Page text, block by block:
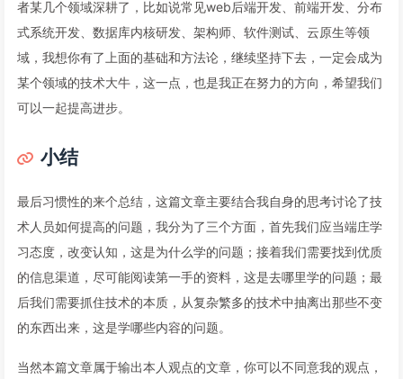
者某几个领域深耕了，比如说常见web后端开发、前端开发、分布
式系统开发、数据库内核研发、架构师、软件测试、云原生等领
域，我想你有了上面的基础和方法论，继续坚持下去，一定会成为
某个领域的技术大牛，这一点，也是我正在努力的方向，希望我们
可以一起提高进步。
小结
最后习惯性的来个总结，这篇文章主要结合我自身的思考讨论了技
术人员如何提高的问题，我分为了三个方面，首先我们应当端庄学
习态度，改变认知，这是为什么学的问题；接着我们需要找到优质
的信息渠道，尽可能阅读第一手的资料，这是去哪里学的问题；最
后我们需要抓住技术的本质，从复杂繁多的技术中抽离出那些不变
的东西出来，这是学哪些内容的问题。
当然本篇文章属于输出本人观点的文章，你可以不同意我的观点，